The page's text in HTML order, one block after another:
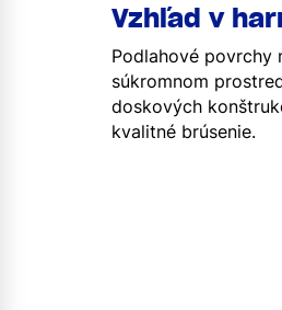
Vzhľad v
Podlahové povrchy
súkromnom
doskových
kvalitné brúsenie.